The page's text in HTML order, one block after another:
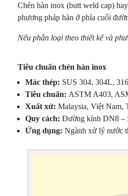
Chén hàn inox (butt weld cap)
phương pháp hàn ở phía cuối
Nếu phân loại theo thiết kế và
Tiêu chuẩn chén hàn inox
Mác thép: SUS 304, 304L,
Tiêu chuẩn: ASTM A403,
Xuất xứ: Malaysia, Việt Nam,
Quy cách: Đường kính DN8 –
Ứng dụng: Ngành xử lý nước